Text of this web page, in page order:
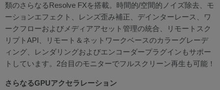
類のさらなるResolve FXを搭載。時間的/空間的ノイズ除去、モ
ーションエフェクト、レンズ歪み補正、デインターレース、ワ
ークフローおよびメディアアセット管理の統合、リモートスク
リプトAPI、リモート＆ネットワークベースのカラーグレーデ
ィング、レンダリングおよびエンコーダープラグインもサポー
トしています。2台目のモニターでフルスクリーン再生も可能！
さらなるGPUアクセラレーション